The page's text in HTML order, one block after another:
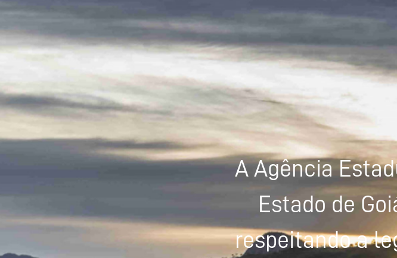
A Agência
Estado de
respeitando a